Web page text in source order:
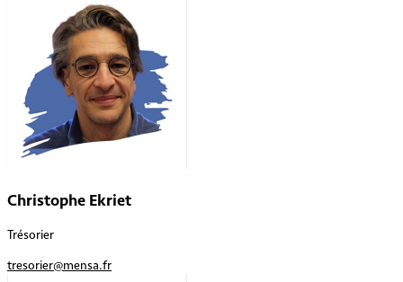
Christophe Ekriet
Trésorier
tresorier@mensa.fr